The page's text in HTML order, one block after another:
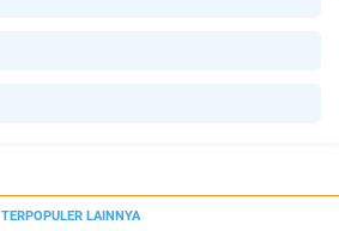
TERPOPULER LAINNYA